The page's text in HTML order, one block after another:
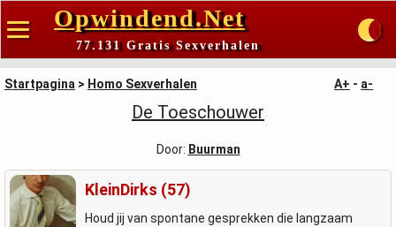
Opwindend.Net
77.131 Gratis Sexverhalen
Startpagina > Homo Sexverhalen A+ - a-
De Toeschouwer
Door: Buurman
KleinDirks (57)
Houd jij van spontane gesprekken die langzaam